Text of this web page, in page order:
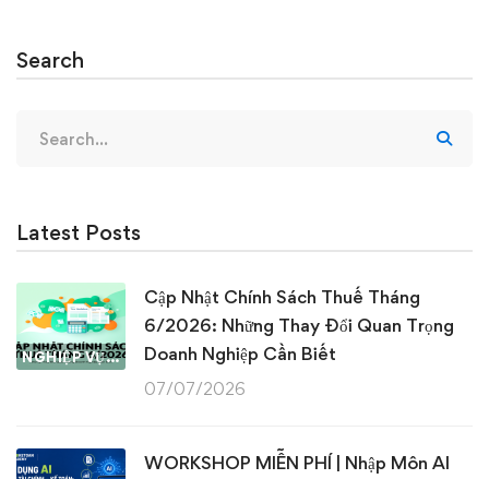
Search
for:
Latest Posts
NGHIỆP VỤ KẾ TOÁN & THUẾ
Cập Nhật Chính Sách Thuế Tháng
6/2026: Những Thay Đổi Quan Trọng
Doanh Nghiệp Cần Biết
07/07/2026
WORKSHOP MIỄN PHÍ | Nhập Môn AI